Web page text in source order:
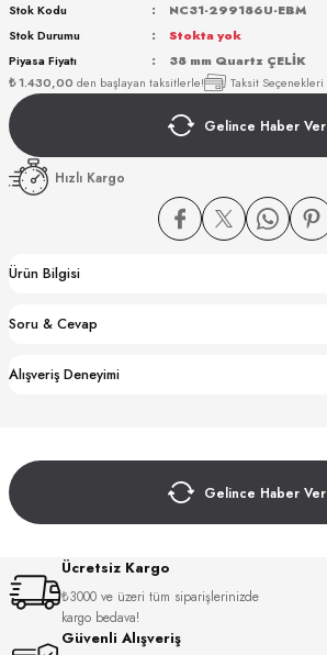
₺ 1.430,00 den başlayan taksitlerle! Taksit Seçenekleri
Stok Kodu
NC31-299186U-EBM
Stok Durumu
Stokta yok
Piyasa Fiyatı
38 mm Quartz ÇELİK
Gelince Haber Ver
Hızlı Kargo
Ürün Bilgisi
Soru & Cevap
Alışveriş Deneyimi
Gelince Haber Ver
Ücretsiz Kargo
₺3000 ve üzeri tüm siparişlerinizde
kargo bedava!
Güvenli Alışveriş